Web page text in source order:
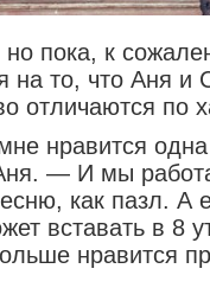
пока, к
на то, что Аня и
отличаются по
нравится одна
— И мы
как пазл. А
вставать в 8
нравится